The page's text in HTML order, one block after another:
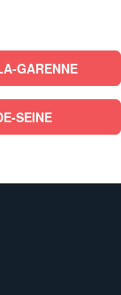
GARENNE
SEINE